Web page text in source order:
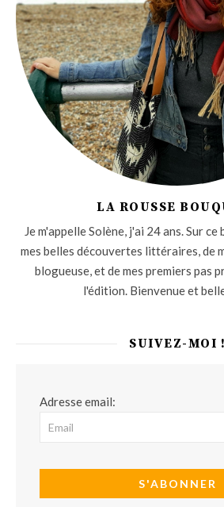
LA ROUSSE
Je m'appelle Solène, j'ai 24 ans. Sur
mes belles découvertes littéraires, de
blogueuse, et de mes premiers pas
l'édition. Bienvenue et
SUIVEZ-MOI !
Adresse email: